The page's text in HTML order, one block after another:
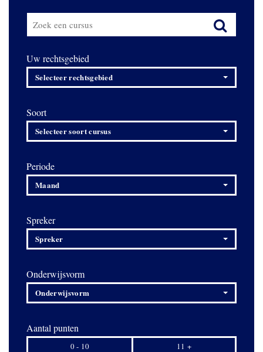
Uw rechtsgebied
Selecteer rechtsgebied
Soort
Selecteer soort cursus
Periode
Maand
Spreker
Spreker
Onderwijsvorm
Onderwijsvorm
Aantal punten
0 - 10 11 +